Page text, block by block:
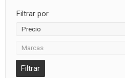
Filtrar por
Precio
Marcas